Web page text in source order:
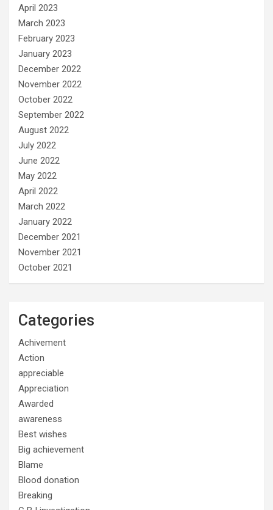
April 2023
March 2023
February 2023
January 2023
December 2022
November 2022
October 2022
September 2022
August 2022
July 2022
June 2022
May 2022
April 2022
March 2022
January 2022
December 2021
November 2021
October 2021
Categories
Achivement
Action
appreciable
Appreciation
Awarded
awareness
Best wishes
Big achievement
Blame
Blood donation
Breaking